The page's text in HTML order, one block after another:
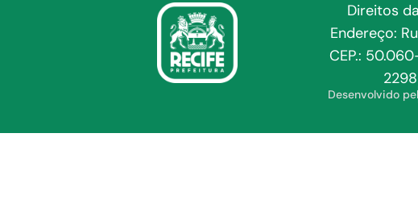
Direitos
Endereço:
CEP.:
Desenvolvido